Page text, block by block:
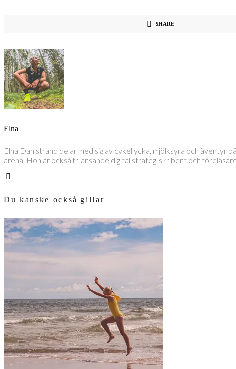
SHARE
Elna
Elna Dahlstrand delar med sig av cykellycka, mjölksyra och äventyr
arena. Hon är också frilansande digital strateg, skribent och
Du kanske också gillar